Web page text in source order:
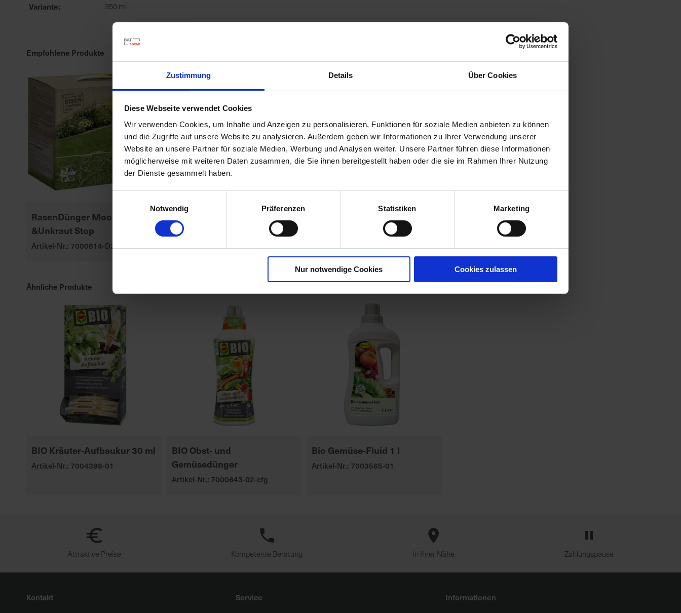
Zustimmung Details Über Cookies
Diese Webseite verwendet Cookies
Wir verwenden Cookies, um Inhalte und Anzeigen zu personalisieren, Funktionen für soziale Medien anbieten zu können
und die Zugriffe auf unsere Website zu analysieren. Außerdem geben wir Informationen zu Ihrer Verwendung unserer
Website an unsere Partner für soziale Medien, Werbung und Analysen weiter. Unsere Partner führen diese Informationen
möglicherweise mit weiteren Daten zusammen, die Sie ihnen bereitgestellt haben oder die sie im Rahmen Ihrer Nutzung
der Dienste gesammelt haben.
Notwendig
Präferenzen Statistiken Marketing
Nur notwendige Cookies Cookies zulassen
Variante 350 ml
Empfohlene Produkte
RasenDünger Moos-
&Unkraut Stop
Artikel-Nr.: 7000814-D2-cfg
Substral Herbst-
Rasendünger
Ähnliche Produkte
BIO Kräuter-Aufbaukur 30 ml
Artikel-Nr.: 7004398-01
BIO Obst- und
Gemüsedünger
Artikel-Nr.: 7000643-02-cfg
Bio Gemüse-Fluid 1 l
Artikel-Nr.: 7003565-01
Attraktive Preise Kompetente Beratung In Ihrer Nähe Zahlungspause
Kontakt Service Informationen